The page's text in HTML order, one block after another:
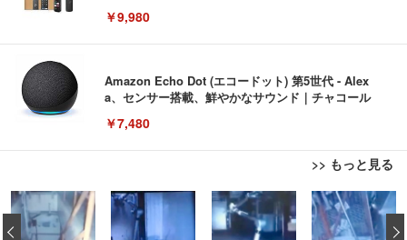
￥9,980
Amazon Echo Dot (エコードット) 第5世代 - Alex
a、センサー搭載、鮮やかなサウンド｜チャコール
￥7,480
>> もっと見る
[EdoErgo] オフィスチェア 椅子 テレワーク 疲れな
い 跳ね上げ式アームレスト コンパクト 約105度ロッ
キング pc 事務椅子 360度回転 座面昇降 強化ナイロ
EIZO ビジネス向けプレミアムモニター | FlexScan
EV3240X-WT | 31.5型4K UHD・USB Type-C・ホワ
イト
Amazonベーシック ペットシーツ 薄型 レギュラー 1
回使い捨て 無香料 ホワイト 300枚